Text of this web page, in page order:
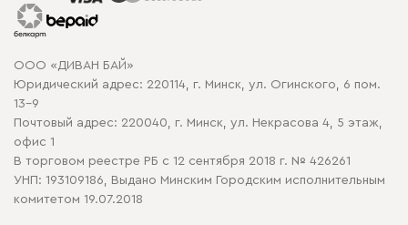
Гарантия
Карта сайта
Политика конфиденциальности
Политика в отношении обработки cookie
ООО «ДИВАН БАЙ»
Юридический адрес: 220114, г. Минск, ул. Огинского, 6 пом.
13-9
Почтовый адрес: 220040, г. Минск, ул. Некрасова 4, 5 этаж,
офис 1
В торговом реестре РБ с 12 сентября 2018 г. № 426261
УНП: 193109186, Выдано Минским Городским исполнительным
комитетом 19.07.2018